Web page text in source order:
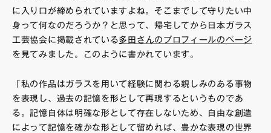
に入り口が締められていますよね。そこまでして守りたい中
身って何なのだろうか？と思って、帰宅してから日本ガラス
工芸協会に掲載されている多田さんのプロフィールのページ
を見てみました。このように書かれています。
「私の作品はガラスを用いて経験に関わる親しみのある事物
を表現し、過去の記憶を形として再現するというものであ
る。記憶自体は明確な形として存在しないため、自由な創造
によって記憶を確かな形として留めれば、豊かな表現の世界